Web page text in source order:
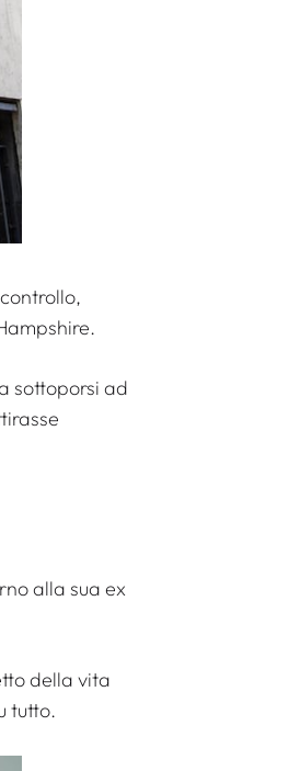
sottoporsi ad
alla sua ex
della vita
tutto.